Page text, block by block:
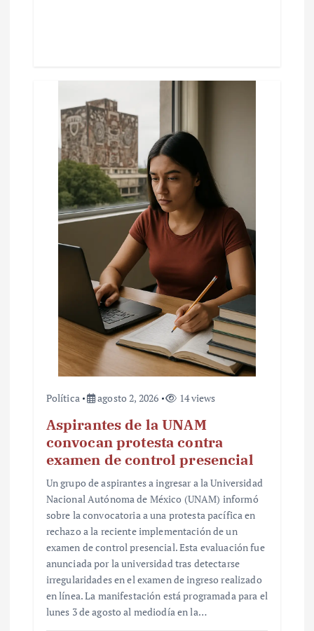
Política agosto 2, 2026 14 views
Aspirantes de la UNAM
convocan protesta contra
examen de control presencial
Un grupo de aspirantes a ingresar a la Universidad
Nacional Autónoma de México (UNAM) informó
sobre la convocatoria a una protesta pacífica en
rechazo a la reciente implementación de un
examen de control presencial. Esta evaluación fue
anunciada por la universidad tras detectarse
irregularidades en el examen de ingreso realizado
en línea. La manifestación está programada para el
lunes 3 de agosto al mediodía en la…